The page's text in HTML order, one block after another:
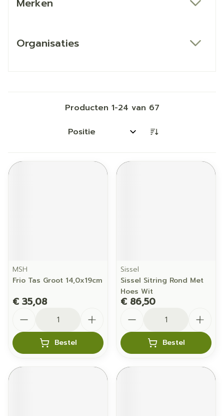
Merken
Organisaties
Producten 1-24 van 67
Sorteer op:
MSH
Frio Tas Groot 14,0x19cm
€ 35,08
Bestel
Sissel
Sissel Sitring Rond Met
Hoes Wit
€ 86,50
Bestel